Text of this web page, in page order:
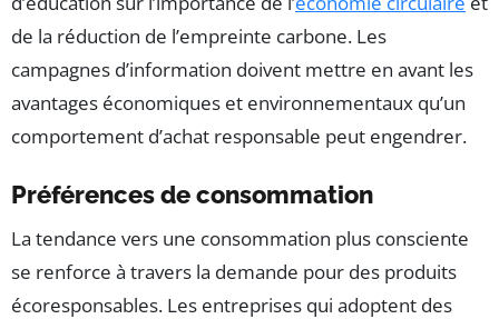
de la réduction de l’empreinte carbone. Les
campagnes d’information doivent mettre en avant les
avantages économiques et environnementaux qu’un
comportement d’achat responsable peut engendrer.
Préférences de consommation
La tendance vers une consommation plus consciente
se renforce à travers la demande pour des produits
écoresponsables. Les entreprises qui adoptent des